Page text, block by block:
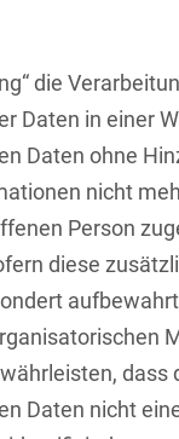
die
Daten in einer
Daten ohne
nicht
Person
diese
dass
Daten nicht